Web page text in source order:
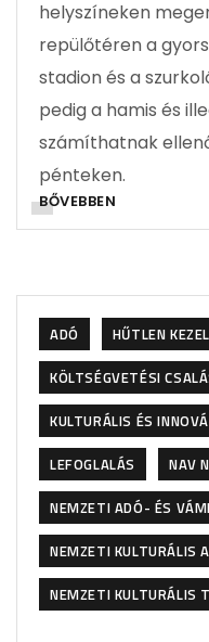
helyszíneken
repülőtéren a
stadion és a
pedig a hamis és
számíthatnak
pénteken.
BŐVEBBEN
ADÓ
HŰTLEN
KÖLTSÉGVETÉSI
KULTURÁLIS ÉS
LEFOGLALÁS
NAV
NEMZETI ADÓ- ÉS
NEMZETI KULTURÁLIS
NEMZETI KULTURÁLIS